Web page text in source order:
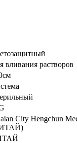
вливания растворов
City Hengchun